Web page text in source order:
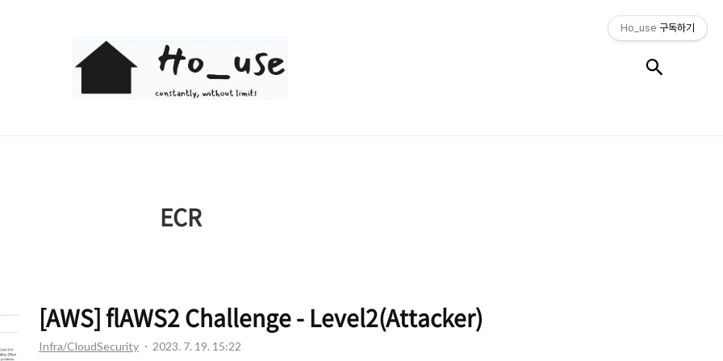
Ho_use
ECR
[AWS] flAWS2 Challenge - Level2(Attacker)
Infra/CloudSecurity 2023. 7. 19. 15:22
Ho_use 구독하기